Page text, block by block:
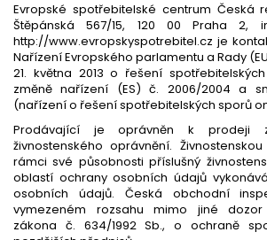
Evropské spotřebitelské centrum Česká
Štěpánská 567/15, 120 00 Praha 2,
http://www.evropskyspotrebitel.cz je
Nařízení Evropského parlamentu a Rady
21. května 2013 o řešení
změně nařízení (ES) č. 2006/2004 a
(nařízení o řešení spotřebitelských sporů
Prodávající je oprávněn k prodeji
živnostenského oprávnění.
rámci své působnosti příslušný
oblastí ochrany osobních údajů
osobních údajů. Česká obchodní
vymezeném rozsahu mimo jiné
zákona č. 634/1992 Sb., o ochraně